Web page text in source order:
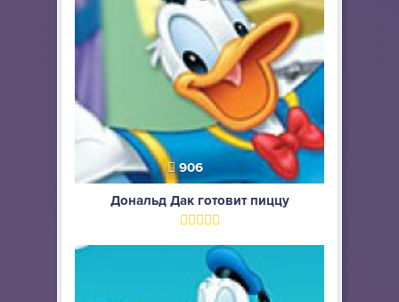
906
Дональд Дак готовит пиццу